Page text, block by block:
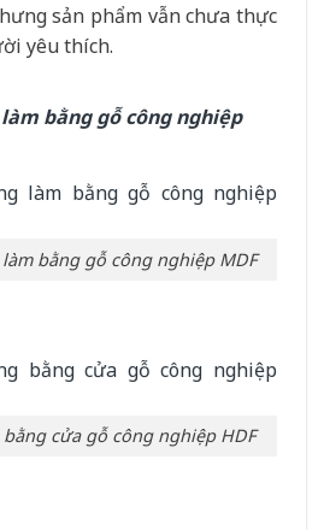
sản phẩm vẫn chưa thực
yêu thích.
bằng gỗ công nghiệp
bằng gỗ công nghiệp MDF
cửa gỗ công nghiệp HDF